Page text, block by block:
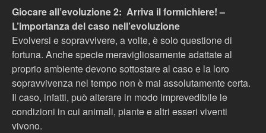
Giocare all’evoluzione 2: Arriva il formichiere! –
L’importanza del caso nell’evoluzione
Evolversi e sopravvivere, a volte, è solo questione di
fortuna. Anche specie meravigliosamente adattate al
proprio ambiente devono sottostare al caso e la loro
sopravvivenza nel tempo non è mai assolutamente certa.
Il caso, infatti, può alterare in modo imprevedibile le
condizioni in cui animali, piante e altri esseri viventi
vivono.